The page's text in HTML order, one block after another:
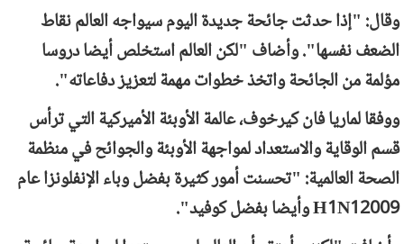
وقال: "إذا حدثت جائحة جديدة اليوم سيواجه العالم نقاط
الضعف نفسها". وأضاف "لكن العالم استخلص أيضا دروسا
مؤلمة من الجائحة واتخذ خطوات مهمة لتعزيز دفاعاته".
ووفقا لماريا فان كيرخوف، عالمة الأوبئة الأميركية التي ترأس
قسم الوقاية والاستعداد لمواجهة الأوبئة والجوائح في منظمة
الصحة العالمية: "تحسنت أمور كثيرة بفضل وباء الإنفلونزا عام
2009
H1N1وأيضا بفضل كوفيد".